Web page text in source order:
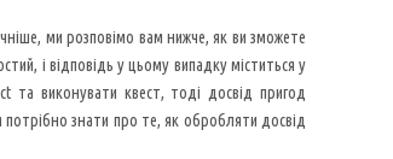
ми розповімо вам нижче, як ви зможете
і відповідь у цьому випадку міститься у
та виконувати квест, тоді досвід пригод
знати про те, як обробляти досвід